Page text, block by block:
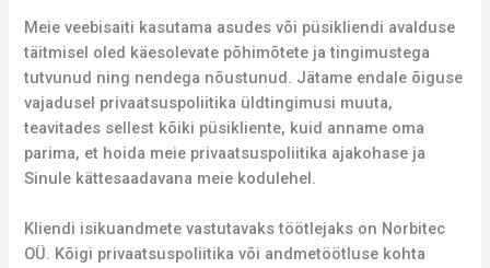
Meie veebisaiti kasutama asudes või püsikliendi avalduse
täitmisel oled käesolevate põhimõtete ja tingimustega
tutvunud ning nendega nõustunud. Jätame endale õiguse
vajadusel privaatsuspoliitika üldtingimusi muuta,
teavitades sellest kõiki püsikliente, kuid anname oma
parima, et hoida meie privaatsuspoliitika ajakohase ja
Sinule kättesaadavana meie kodulehel.
Kliendi isikuandmete vastutavaks töötlejaks on Norbitec
OÜ. Kõigi privaatsuspoliitika või andmetöötluse kohta